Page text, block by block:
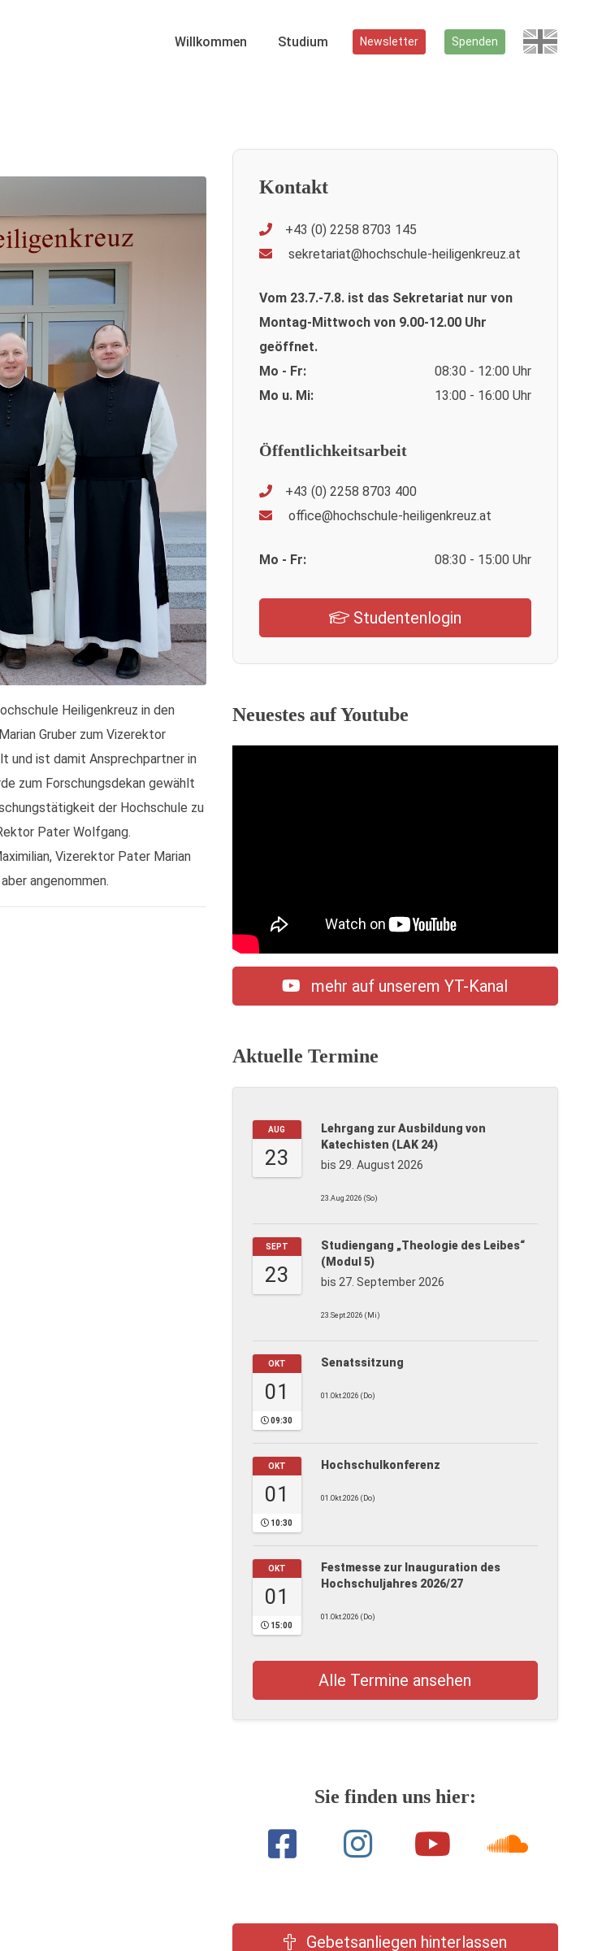
Willkommen Studium Newsletter Spenden
Heiligenkreuz in den
Gruber zum Vizerektor
und ist damit Ansprechpartner in
zum Forschungsdekan gewählt
der Hochschule zu
Pater Wolfgang.
Vizerektor Pater Marian
angenommen.
Kontakt
+43 (0) 2258 8703 145
sekretariat@hochschule-heiligenkreuz.at
Vom 23.7.-7.8. ist das Sekretariat nur von
Montag-Mittwoch von 9.00-12.00 Uhr
geöffnet.
Mo - Fr:
08:30 - 12:00 Uhr
Mo u. Mi:
13:00 - 16:00 Uhr
Öffentlichkeitsarbeit
+43 (0) 2258 8703 400
office@hochschule-heiligenkreuz.at
Mo - Fr: 08:30 - 15:00 Uhr
Studentenlogin
Neuestes auf Youtube
mehr auf unserem YT-Kanal
Aktuelle Termine
AUG
23
Lehrgang zur Ausbildung von
Katechisten (LAK 24)
bis 29. August 2026
23.Aug.2026 (So)
SEPT
23
Studiengang „Theologie des Leibes“
(Modul 5)
bis 27. September 2026
23.Sept.2026 (Mi)
OKT
01
09:30
Senatssitzung
01.Okt.2026 (Do)
OKT
01
10:30
Hochschulkonferenz
01.Okt.2026 (Do)
OKT
01
15:00
Festmesse zur Inauguration des
Hochschuljahres 2026/27
01.Okt.2026 (Do)
Alle Termine ansehen
Sie finden uns hier:
Gebetsanliegen hinterlassen